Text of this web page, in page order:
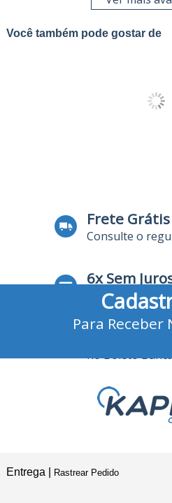
Você também pode gostar de
Frete Grátis
Consulte o
6x Sem
no Cartão de
no Boleto
Para Receber
Entrega | Rastrear Pedido